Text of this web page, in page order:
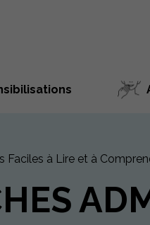
Faciles à Lire et à